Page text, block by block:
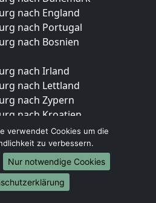
nach England
nach Portugal
nach Bosnien
nach Irland
nach Lettland
nach Zypern
nach Kroatien
nach Estland
nach Finnland
nach Frankreich
nach Griechenland
nach Italien
verwendet Cookies um die
zu verbessern.
Nur notwendige Cookies